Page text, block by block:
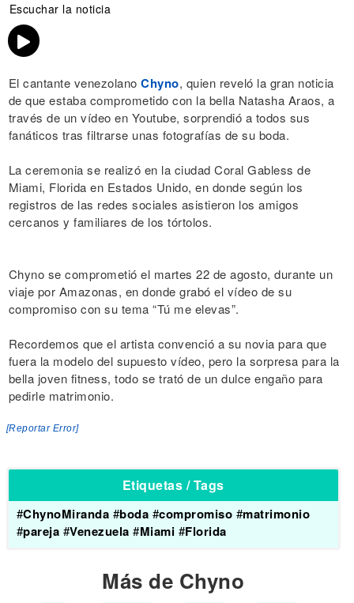
Escuchar la noticia
El cantante venezolano Chyno, quien reveló la gran noticia
de que estaba comprometido con la bella Natasha Araos, a
través de un vídeo en Youtube, sorprendió a todos sus
fanáticos tras filtrarse unas fotografías de su boda.
La ceremonia se realizó en la ciudad Coral Gabless de
Miami, Florida en Estados Unido, en donde según los
registros de las redes sociales asistieron los amigos
cercanos y familiares de los tórtolos.
Chyno se comprometió el martes 22 de agosto, durante un
viaje por Amazonas, en donde grabó el vídeo de su
compromiso con su tema “Tú me elevas”.
Recordemos que el artista convenció a su novia para que
fuera la modelo del supuesto vídeo, pero la sorpresa para la
bella joven fitness, todo se trató de un dulce engaño para
pedirle matrimonio.
[Reportar Error]
Etiquetas / Tags
#ChynoMiranda #boda #compromiso #matrimonio
#pareja #Venezuela #Miami #Florida
Más de Chyno